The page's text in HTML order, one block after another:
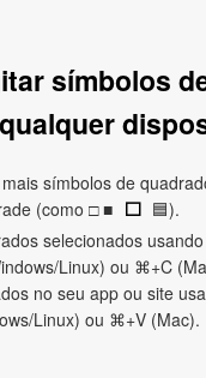
símbolos
símbolos de
(como □ ■
⬜ 🟦).
selecionados
Linux) ou ⌘+C
no seu app ou site
Linux) ou ⌘+V (Mac).